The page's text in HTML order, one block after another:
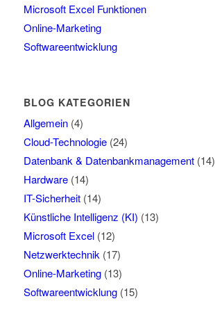
Microsoft Excel Funktionen
Online-Marketing
Softwareentwicklung
BLOG KATEGORIEN
Allgemein(4)
Cloud-Technologie(24)
Datenbank & Datenbankmanagement(14)
Hardware(14)
IT-Sicherheit(14)
Künstliche Intelligenz (KI) (13)
Microsoft Excel(12)
Netzwerktechnik (17)
Online-Marketing(13)
Softwareentwicklung(15)